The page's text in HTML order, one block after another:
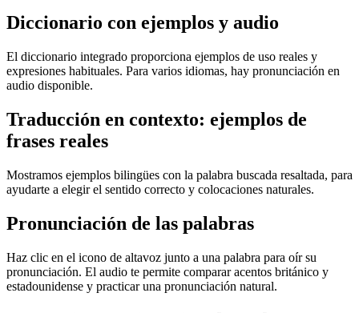
Diccionario con ejemplos y audio
El diccionario integrado proporciona ejemplos de uso reales y
expresiones habituales. Para varios idiomas, hay pronunciación en
audio disponible.
Traducción en contexto: ejemplos de
frases reales
Mostramos ejemplos bilingües con la palabra buscada resaltada, para
ayudarte a elegir el sentido correcto y colocaciones naturales.
Pronunciación de las palabras
Haz clic en el icono de altavoz junto a una palabra para oír su
pronunciación. El audio te permite comparar acentos británico y
estadounidense y practicar una pronunciación natural.